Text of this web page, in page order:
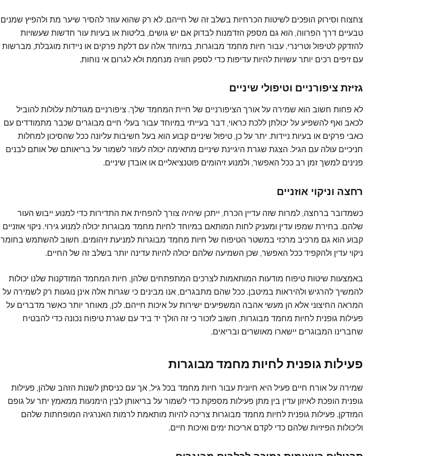
צחצוח וסירוק הופכים לשיטות הכרחיות בשלב זה של חייהם. לא רק שהוא עוזר להסיר שיער מת ולהפיץ שמנים
טבעיים דרך הפרווה, הוא גם מספק הזדמנות לבדוק אם יש גושים, בליטות או בעיות עור חדשות שעשויות
להזדקק לטיפול וטרינרי. עבור חיות מחמד מבוגרות, במיוחד אלה עם דלקת פרקים או ניידות מוגבלת, מברשות
עם זיפים רכים יותר עשויות להיות עדיפות כדי לספק חוויה מנחמת ולא לגרום אי נוחות.
גזיזת ציפורניים וטיפולי שיניים
לא פחות חשוב הוא שמירה על אורך הציפורניים של חיית המחמד שלך. ציפורניים מגודלות עלולות להוביל
לכאב ואף להשפיע על יכולתן ללכת כראוי, דבר בעייתי במיוחד עבור בעלי חיים מבוגרים שכבר מתמודדים עם
כאבי פרקים או בעיות ניידות. יתר על כן, טיפול שיניים קבוע הוא בעל חשיבות עליונה ככל שהסיכון למחלות
חניכיים עולה עם הגיל. הצגת שגרת היגיינת שיניים מתאימה יכולה לעזור לשמור על בריאותם של אותם לבנים
פנינים למשך זמן רב ככל האפשר, ולמנוע זיהומים פוטנציאליים או אובדן שיניים.
רחצה וניקוי אוזניים
כשמדובר ברחצה, למרות שזה עדיין הכרח, ייתכן שיהיה צורך להפחית את התדירות כדי למנוע ייבוש העור
שלהם. בחירת שמפו עדין ומעניק לחות המותאם במיוחד לחיות מחמד מבוגרות יכולה למנוע גירוי. ניקוי אוזניים
קבוע הוא גם מרכיב מרכזי במשטר הטיפוח של חיות מחמד מבוגרות למניעת זיהומים. חשוב להשתמש בחומר
ניקוי עדין ולהקפיד ככל האפשר, שכן השמיעה שלהם יכולה להיות עדינה יותר בשלב זה של החיים.
באמצעות שיטות טיפוח מודעות המותאמות לצרכים המתפתחים שלהן, חיות המחמד המזדקנות שלנו יכולות
להמשיך להרגיש ולהיראות במיטבן. ככל שהם מתבגרים, אנו מבינים כי שגרות אלה אינן נוגעות רק לשמירה על
המראה החיצוני אלא הן מעשי אהבה המשפיעים ישירות על איכות חייהם. לכן, מאוחר יותר כאשר מדברים על
פעילות גופנית לחיות מחמד מבוגרות, חשוב לזכור כי זה הולך יד ביד עם שגרת טיפוח נכונה כדי להבטיח
שחברינו המבוגרים יישארו מאושרים ובריאים.
פעילות גופנית לחיות מחמד מבוגרות
שמירה על אורח חיים פעיל היא חיונית עבור חיות מחמד בכל גיל, אך עם כניסתן לשנות הזהב שלהן, פעילות
גופנית הופכת לאיזון עדין בין מתן פעילות מספקת כדי לשמור על בריאותן לבין הימנעות ממאמץ יתר על גופם
המזדקן. פעילות גופנית לחיות מחמד מבוגרות צריכה להיות מותאמת לרמות האנרגיה המופחתות שלהם
וליכולות הפיזיות שלהם כדי לקדם אריכות ימים ואיכות חיים.